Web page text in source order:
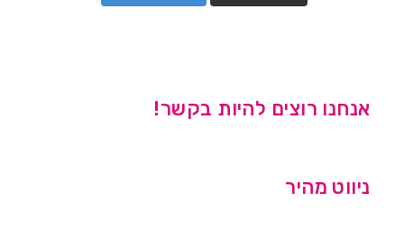
אנחנו רוצים להיות בקשר!
ניווט מהיר